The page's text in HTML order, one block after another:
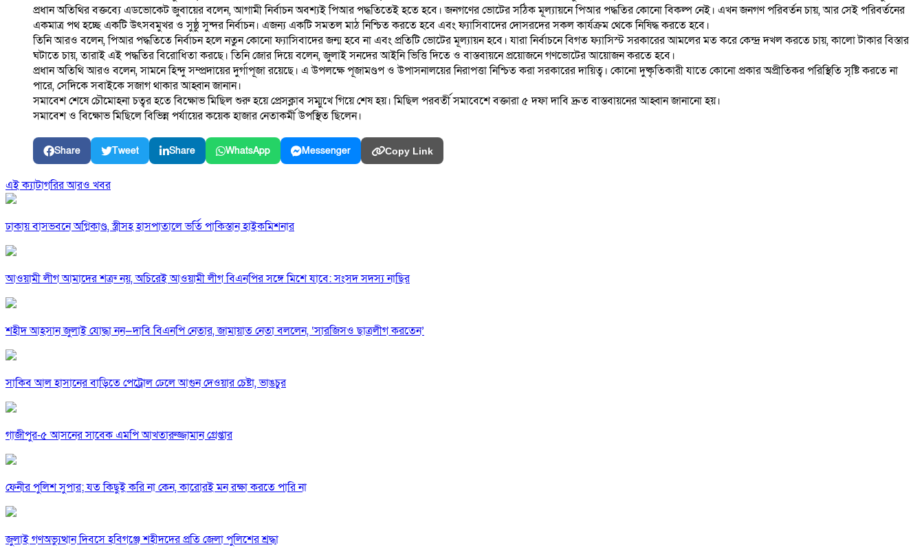
প্রধান অতিথির বক্তব্যে এডভোকেট জুবায়ের বলেন, আগামী নির্বাচন অবশ্যই পিআর পদ্ধতিতেই হতে হবে। জনগণের ভোটের সঠিক মূল্যায়নে পিআর পদ্ধতির কোনো বিকল্প নেই। এখন জনগণ পরিবর্তন চায়, আর সেই পরিবর্তনের
একমাত্র পথ হচ্ছে একটি উৎসবমুখর ও সুষ্ঠু সুন্দর নির্বাচন। এজন্য একটি সমতল মাঠ নিশ্চিত করতে হবে এবং ফ্যাসিবাদের দোসরদের সকল কার্যক্রম থেকে নিষিদ্ধ করতে হবে।
তিনি আরও বলেন, পিআর পদ্ধতিতে নির্বাচন হলে নতুন কোনো ফ্যাসিবাদের জন্ম হবে না এবং প্রতিটি ভোটের মূল্যায়ন হবে। যারা নির্বাচনে বিগত ফ্যাসিস্ট সরকারের আমলের মত করে কেন্দ্র দখল করতে চায়, কালো টাকার বিস্তার
ঘটাতে চায়, তারাই এই পদ্ধতির বিরোধিতা করছে। তিনি জোর দিয়ে বলেন, জুলাই সনদের আইনি ভিত্তি দিতে ও বাস্তবায়নে প্রয়োজনে গণভোটের আয়োজন করতে হবে।
প্রধান অতিথি আরও বলেন, সামনে হিন্দু সম্প্রদায়ের দুর্গাপূজা রয়েছে। এ উপলক্ষে পূজামণ্ডপ ও উপাসনালয়ের নিরাপত্তা নিশ্চিত করা সরকারের দায়িত্ব। কোনো দুষ্কৃতিকারী যাতে কোনো প্রকার অপ্রীতিকর পরিস্থিতি সৃষ্টি করতে না
পারে, সেদিকে সবাইকে সজাগ থাকার আহ্বান জানান।
সমাবেশ শেষে চৌমোহনা চত্বর হতে বিক্ষোভ মিছিল শুরু হয়ে প্রেসক্লাব সম্মুখে গিয়ে শেষ হয়। মিছিল পরবর্তী সমাবেশে বক্তারা ৫ দফা দাবি দ্রুত বাস্তবায়নের আহ্বান জানানো হয়।
সমাবেশ ও বিক্ষোভ মিছিলে বিভিন্ন পর্যায়ের কয়েক হাজার নেতাকর্মী উপস্থিত ছিলেন।
Share Tweet Share WhatsApp Messenger Copy Link
এই ক্যাটাগরির আরও খবর
ঢাকায় বাসভবনে অগ্নিকাণ্ড, স্ত্রীসহ হাসপাতালে ভর্তি পাকিস্তান হাইকমিশনার
আওয়ামী লীগ আমাদের শত্রু নয়, অচিরেই আওয়ামী লীগ বিএনপির সঙ্গে মিশে যাবে: সংসদ সদস্য নাছির
শহীদ আহসান জুলাই যোদ্ধা নন—দাবি বিএনপি নেতার, জামায়াত নেতা বললেন, ‘সারজিসও ছাত্রলীগ করতেন’
সাকিব আল হাসানের বাড়িতে পেট্রোল ঢেলে আগুন দেওয়ার চেষ্টা, ভাঙচুর
গাজীপুর-৫ আসনের সাবেক এমপি আখতারুজ্জামান গ্রেপ্তার
ফেনীর পুলিশ সুপার; যত কিছুই করি না কেন, কারোরই মন রক্ষা করতে পারি না
জুলাই গণঅভ্যুত্থান দিবসে হবিগঞ্জে শহীদদের প্রতি জেলা পুলিশের শ্রদ্ধা